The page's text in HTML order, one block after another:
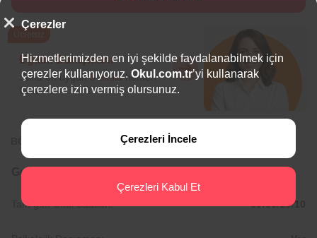
Eğitim Danışmanı
Sana en uygun5 okuluhemen
bulalım.
BÖLGEDE ÖNE ÇIKAN OKULLAR
Genel Bilgiler
Tam gün Okul Saatleri: 09:00/16:10
Çerezler
Hizmetlerimizden en iyi şekilde faydalanabilmek için
çerezler kullanıyoruz. Okul.com.tr’yi kullanarak
çerezlere izin vermiş olursunuz.
Çerezleri İncele
Çerezleri Kabul Et